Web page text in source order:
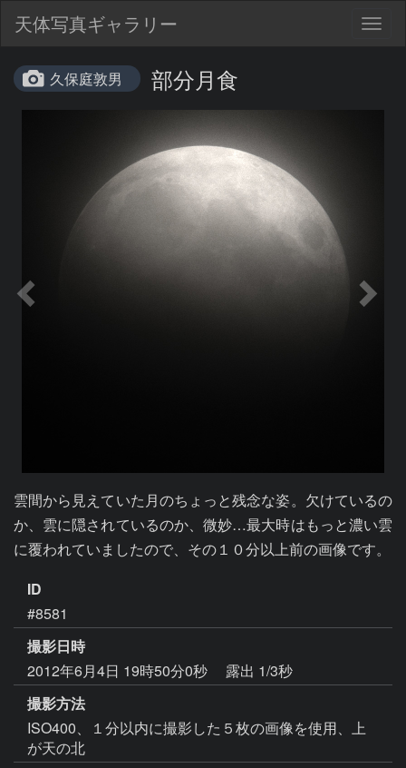
天体写真ギャラリー
久保庭敦男 部分月食
雲間から見えていた月のちょっと残念な姿。欠けているの
か、雲に隠されているのか、微妙…最大時はもっと濃い雲
に覆われていましたので、その１０分以上前の画像です。
ID
#8581
撮影日時
2012年6月4日 19時50分0秒
露出 1/3秒
撮影方法
ISO400、１分以内に撮影した５枚の画像を使用、上
が天の北